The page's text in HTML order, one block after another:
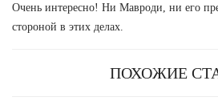
Очень интересно! Ни Мавроди, ни его
стороной в этих делах.
ПОХОЖИЕ